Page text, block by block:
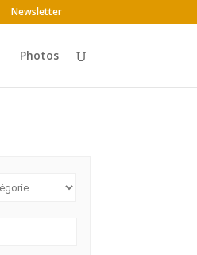
Newsletter
Photos